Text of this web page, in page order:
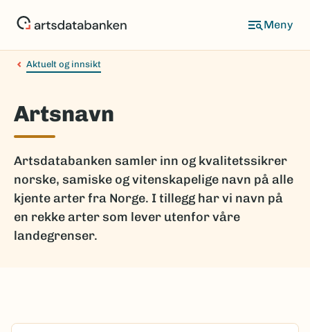
Aktuelt og innsikt
Artsnavn
Artsdatabanken samler inn og kvalitetssikrer
norske, samiske og vitenskapelige navn på alle
kjente arter fra Norge. I tillegg har vi navn på
en rekke arter som lever utenfor våre
landegrenser.